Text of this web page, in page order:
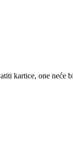
kartice, one neće